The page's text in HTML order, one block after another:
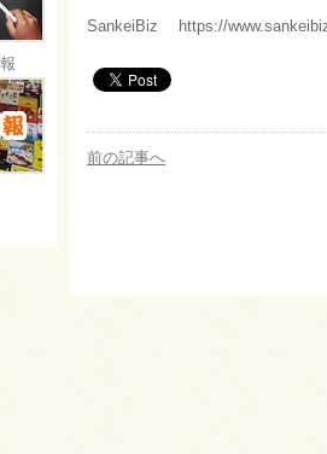
SankeiBiz https://
前の記事へ